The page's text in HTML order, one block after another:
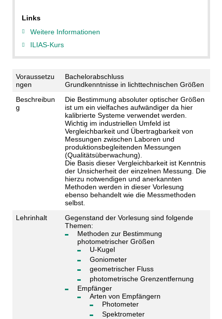
Links
Weitere Informationen
ILIAS-Kurs
Voraussetzu
ngen
Bachelorabschluss
Grundkenntnisse in lichttechnischen Größen
Beschreibun
g
Die Bestimmung absoluter optischer Größen
ist um ein vielfaches aufwändiger da hier
kalibrierte Systeme verwendet werden.
Wichtig im industriellen Umfeld ist
Vergleichbarkeit und Übertragbarkeit von
Messungen zwischen Laboren und
produktionsbegleitenden Messungen
(Qualitätsüberwachung).
Die Basis dieser Vergleichbarkeit ist Kenntnis
der Unsicherheit der einzelnen Messung. Die
hierzu notwendigen und anerkannten
Methoden werden in dieser Vorlesung
ebenso behandelt wie die Messmethoden
selbst.
Lehrinhalt
Gegenstand der Vorlesung sind folgende
Themen:
Methoden zur Bestimmung
photometrischer Größen
U-Kugel
Goniometer
geometrischer Fluss
photometrische Grenzentfernung
Empfänger
Arten von Empfängern
Photometer
Spektrometer